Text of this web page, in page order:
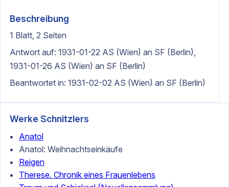
Beschreibung
1 Blatt, 2 Seiten
Antwort auf: 1931-01-22 AS (Wien) an SF (Berlin),
1931-01-26 AS (Wien) an SF (Berlin)
Beantwortet in: 1931-02-02 AS (Wien) an SF (Berlin)
Werke Schnitzlers
Anatol
Anatol: Weihnachtseinkäufe
Reigen
Therese. Chronik eines Frauenlebens